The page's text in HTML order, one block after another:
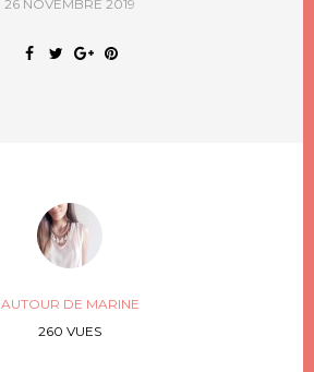
26 NOVEMBRE 2019
AUTOUR DE MARINE
260 VUES